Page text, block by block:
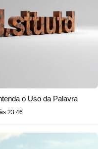
o Uso da Palavra
23:46